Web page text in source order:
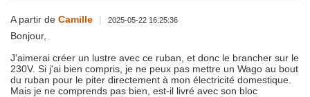
A partir de Camille | 2025-05-22 16:25:36
Bonjour,
J'aimerai créer un lustre avec ce ruban, et donc le brancher sur le
230V. Si j'ai bien compris, je ne peux pas mettre un Wago au bout
du ruban pour le piter directement à mon électricité domestique.
Mais je ne comprends pas bien, est-il livré avec son bloc